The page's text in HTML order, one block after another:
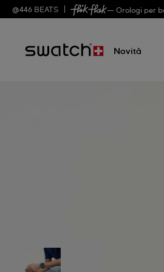
@446 BEATS — Orologi per
Novità